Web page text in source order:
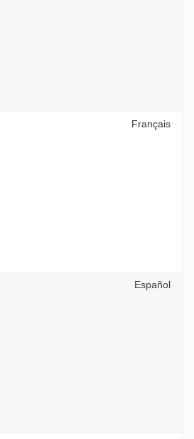
Français
Español